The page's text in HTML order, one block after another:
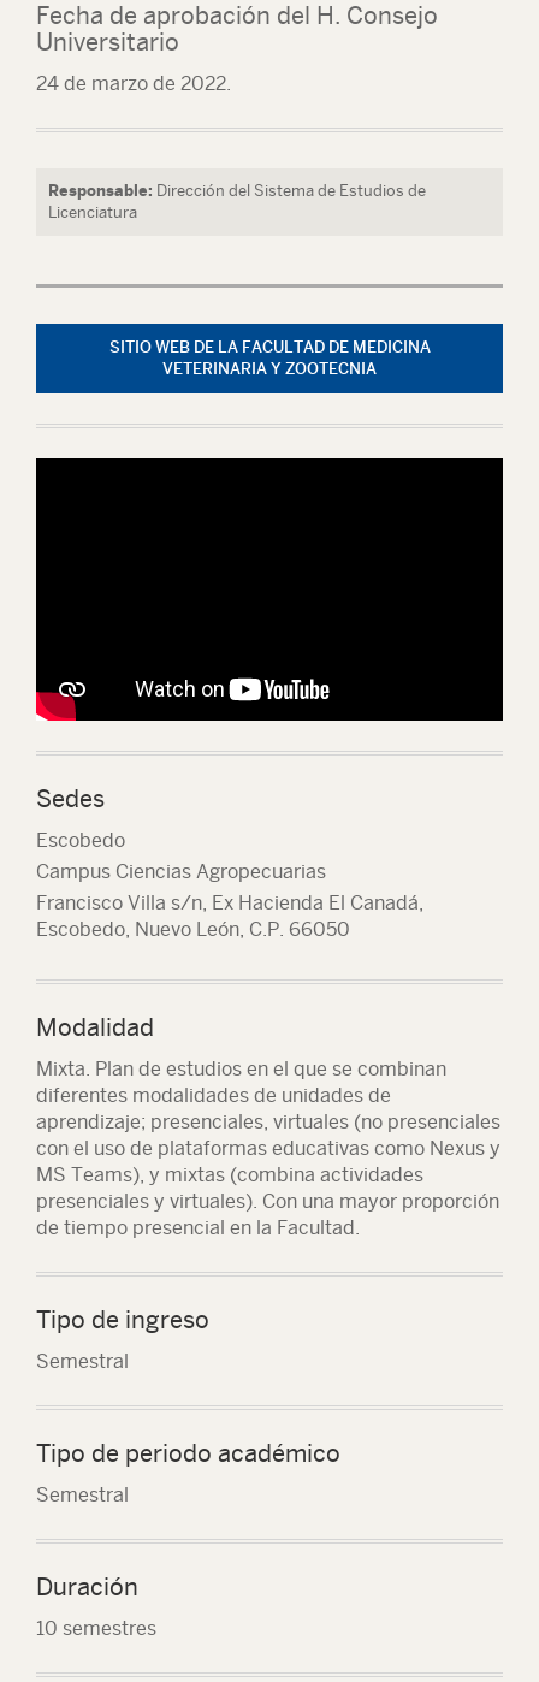
Fecha de aprobación del H. Consejo
Universitario
24 de marzo de 2022.
Responsable: Dirección del Sistema de Estudios de
Licenciatura
SITIO WEB DE LA FACULTAD DE MEDICINA
VETERINARIA Y ZOOTECNIA
Sedes
Escobedo
Campus Ciencias Agropecuarias
Francisco Villa s/n, Ex Hacienda El Canadá,
Escobedo, Nuevo León, C.P. 66050
Modalidad
Mixta. Plan de estudios en el que se combinan
diferentes modalidades de unidades de
aprendizaje; presenciales, virtuales (no presenciales
con el uso de plataformas educativas como Nexus y
MS Teams), y mixtas (combina actividades
presenciales y virtuales). Con una mayor proporción
de tiempo presencial en la Facultad.
Tipo de ingreso
Semestral
Tipo de periodo académico
Semestral
Duración
10 semestres